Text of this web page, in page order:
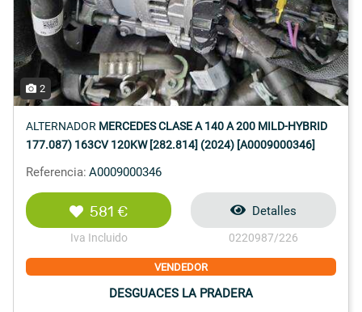
2
ALTERNADOR MERCEDES CLASE A 140 A 200 MILD-HYBRID
177.087) 163CV 120KW [282.814] (2024) [A0009000346]
Referencia: A0009000346
581 €
Iva Incluido
Detalles
0220987/226
VENDEDOR
DESGUACES LA PRADERA